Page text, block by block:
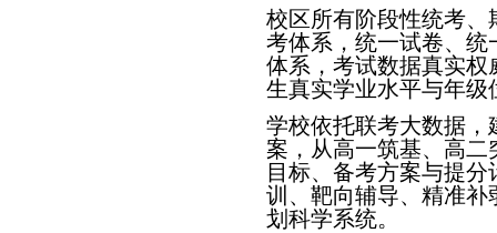
校区所有阶段性统考
考体系，统一试卷、
体系，考试数据真实
生真实学业水平与年级
学校依托联考大数据
案，从高一筑基、高
目标、备考方案与提
训、靶向辅导、精准
划科学系统。